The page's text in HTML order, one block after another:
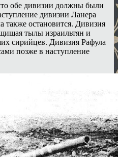
обе дивизии должны были
дивизии Ланера
также остановится. Дивизия
тылы израильтян и
сирийцев. Дивизия Рафула
позже в наступление